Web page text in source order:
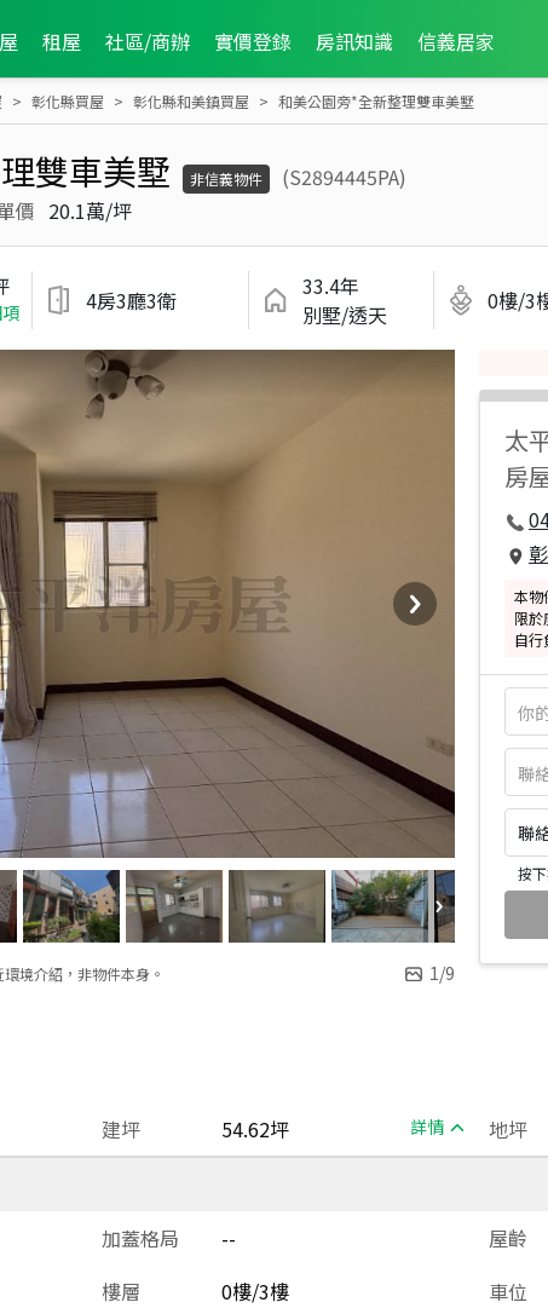
租屋 社區/商辦 實價登錄 房訊知識 信義居家
彰化縣買屋 彰化縣和美鎮買屋 和美公園旁*全新整理雙車美墅
雙車美墅 非信義物件
(S2894445PA)
價 20.1萬/坪
4房3廳3衛
33.4年
別墅/透天
0樓/3
境介紹，非物件本身。 1/9
太
房
本物
限於
自行
聯
按
建坪 54.62坪 詳情 地坪
加蓋格局 -- 屋齡
樓層 0樓/3樓 車位